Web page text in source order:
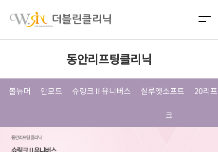
동안리프팅클리닉
볼뉴머 인모드 슈링크Ⅱ유니버스 실루엣소프트 20리
크